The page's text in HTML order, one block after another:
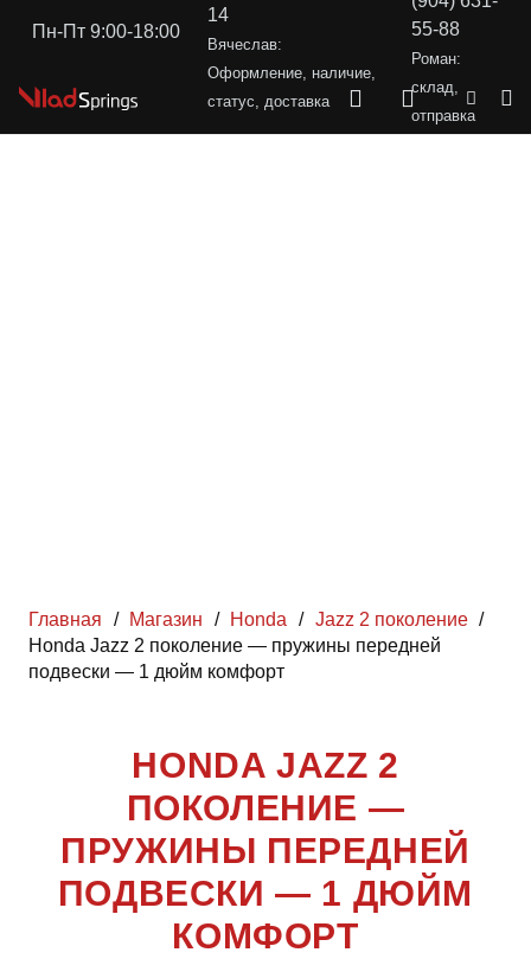
Пн-Пт 9:00-18:00
14
Вячеслав:
Оформление, наличие,
статус, доставка
55-88
Роман:
склад,
отправка
Главная / Магазин / Honda / Jazz 2 поколение /
Honda Jazz 2 поколение — пружины передней
подвески — 1 дюйм комфорт
HONDA JAZZ 2
ПОКОЛЕНИЕ —
ПРУЖИНЫ ПЕРЕДНЕЙ
ПОДВЕСКИ — 1 ДЮЙМ
КОМФОРТ